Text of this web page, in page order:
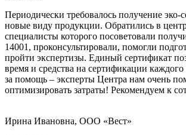
Периодически требовалось получение эко-
новые виду продукции. Обратились в
специалисты которого посоветовали
14001, проконсультировали, помогли
пройти экспертизы. Единый сертификат
время и средства на сертификации
за помощь – эксперты Центра нам очень
оптимизировать затраты! Рекомендуем к
Ирина Ивановна, ООО «Вест»